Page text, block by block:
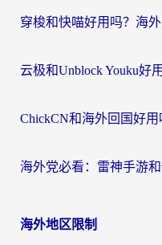
海外地区限制